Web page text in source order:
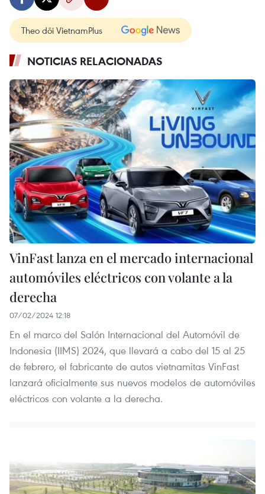
Theo dõi VietnamPlus
NOTICIAS RELACIONADAS
VinFast lanza en el mercado internacional
automóviles eléctricos con volante a la
derecha
07/02/2024 12:18
En el marco del Salón Internacional del Automóvil de
Indonesia (IIMS) 2024, que llevará a cabo del 15 al 25
de febrero, el fabricante de autos vietnamitas VinFast
lanzará oficialmente sus nuevos modelos de automóviles
eléctricos con volante a la derecha.